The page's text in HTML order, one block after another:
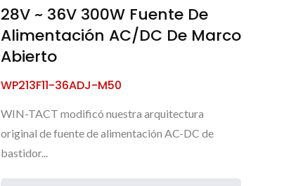
28V ~ 36V 300W Fuente De
Alimentación AC/DC De Marco
Abierto
WP213F11-36ADJ-M50
WIN-TACT modificó nuestra arquitectura
original de fuente de alimentación AC-DC de
bastidor...